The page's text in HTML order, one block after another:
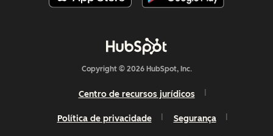
Copyright © 2026 HubSpot, Inc.
Centro de recursos jurídicos
Política de privacidade Segurança